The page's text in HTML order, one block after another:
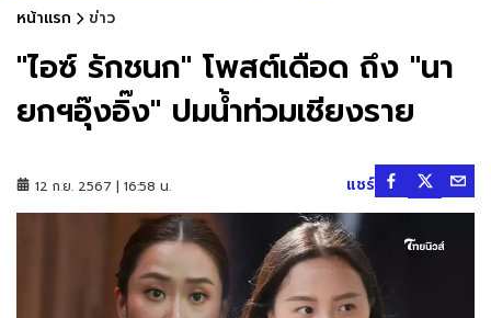
หน้าแรก ข่าว
"ไอซ์ รักชนก" โพสต์เดือด ถึง "นา
ยกฯอุ๊งอิ๊ง" ปมน้ำท่วมเชียงราย
12 ก.ย. 2567 | 16:58 น. แชร์